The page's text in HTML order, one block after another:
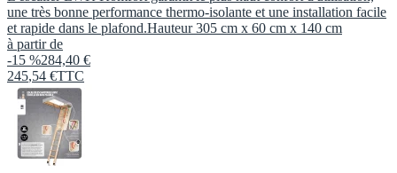
une très bonne performance thermo-isolante et une installation facile
et rapide dans le plafond.Hauteur 305 cm x 60 cm x 140 cm
à partir de
-15 %284,40 €
245,54 €TTC